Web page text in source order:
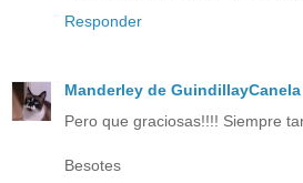
Responder
Manderley de GuindillayCanela
Pero que graciosas!!!! Siempre
Besotes